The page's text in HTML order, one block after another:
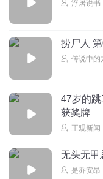
浮屠说书
捞尸人
传说中的
47岁的
获奖牌
正观新闻
无头无甲
是乔安昂